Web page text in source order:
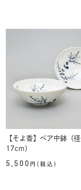
【そよ香】ペア中鉢（径
17cm）
5,500 円(税込)